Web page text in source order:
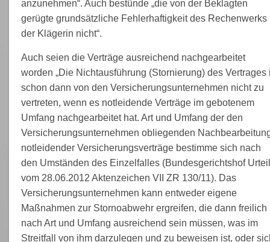
anzunehmen“. Auch bestünde „die von der Beklagten
gerügte grundsätzliche Fehlerhaftigkeit des Rechenwerks
der Klägerin nicht“.
Auch seien die Verträge ausreichend nachgearbeitet
worden „Die Nichtausführung (Stornierung) des Vertrages
schon dann von den Versicherungsunternehmen nicht zu
vertreten, wenn es notleidende Verträge im gebotenem
Umfang nachgearbeitet hat. Art und Umfang der den
Versicherungsunternehmen obliegenden
notleidender Versicherungsverträge bestimme sich nach
den Umständen des Einzelfalles (Bundesgerichtshof Urteil
vom 28.06.2012 Aktenzeichen VII ZR 130/11). Das
Versicherungsunternehmen kann entweder eigene
Maßnahmen zur Stornoabwehr ergreifen, die dann freilich
nach Art und Umfang ausreichend sein müssen, was im
Streitfall von ihm darzulegen und zu beweisen ist, oder